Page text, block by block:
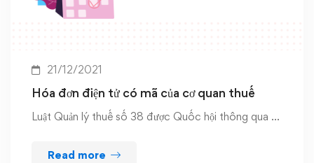
21/12/2021
Hóa đơn điện tử có mã của cơ quan thuế
Luật Quản lý thuế số 38 được Quốc hội thông qua …
Read more